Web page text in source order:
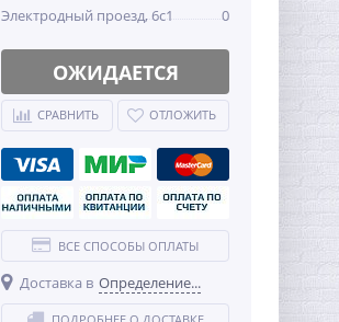
Электродный проезд, 6с1
0
ОЖИДАЕТСЯ
СРАВНИТЬ ОТЛОЖИТЬ
ВСЕ СПОСОБЫ ОПЛАТЫ
Доставка в Определение...